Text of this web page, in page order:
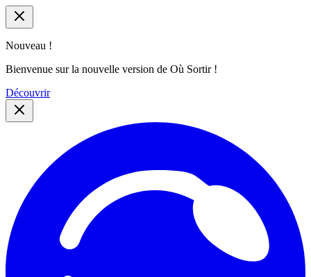
Nouveau !
Bienvenue sur la nouvelle version de Où Sortir !
Découvrir